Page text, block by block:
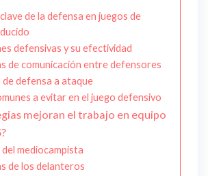
de la defensa en juegos de
defensivas y su efectividad
de comunicación entre defensores
de defensa a ataque
a evitar en el juego defensivo
mejoran el trabajo en equipo
mediocampista
de los delanteros